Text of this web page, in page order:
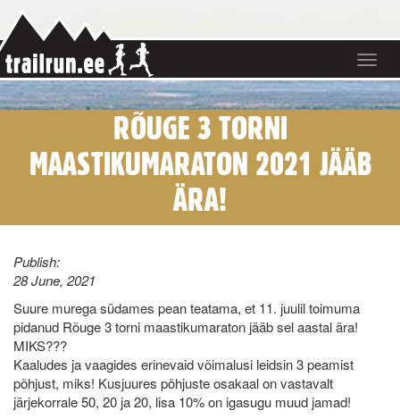
Toggle
RÕUGE 3 TORNI
MAASTIKUMARATON 2021 JÄÄB
ÄRA!
Publish:
28 June, 2021
Suure murega südames pean teatama, et 11. juulil toimuma
pidanud Rõuge 3 torni maastikumaraton jääb sel aastal ära!
MIKS???
Kaaludes ja vaagides erinevaid võimalusi leidsin 3 peamist
põhjust, miks! Kusjuures põhjuste osakaal on vastavalt
järjekorrale 50, 20 ja 20, lisa 10% on igasugu muud jamad!